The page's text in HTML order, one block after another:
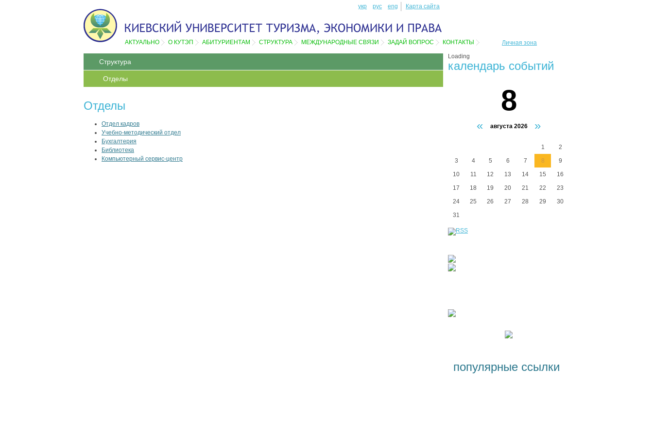
Карта сайта
АКТУАЛЬНО О КУТЭП АБИТУРИЕНТАМ СТРУКТУРА МЕЖДУНАРОДНЫЕ СВЯЗИ ЗАДАЙ ВОПРОС КОНТАКТЫ
укр рус eng
Личная зона
Структура
Отделы
Отделы
Отдел кадров
Учебно-методический отдел
Бухгалтерия
Библиотека
Компьютерный сервис-центр
Loading
календарь событий
«
8
августа 2026 »
1
2
3
4 5 6 7 8
9
10
11 12 13 14 15
16
17
18 19 20 21 22
23
24
25 26 27 28 29
30
31
популярные ссылки